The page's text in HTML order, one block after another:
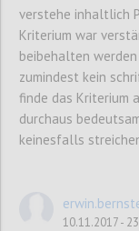
Kriterien/
verstehe inhaltlich
Kriterium war
beibehalten
zumindest kein
finde das Kriterium
durchaus
keinesfalls
10.11.2017 -